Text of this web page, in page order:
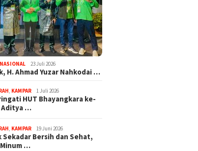
NASIONAL 23 Juli 2026
H. Ahmad Yuzar Nahkodai …
KAMPAR 1 Juli 2026
HUT Bhayangkara ke-
Aditya …
KAMPAR 19 Juni 2026
Sekadar Bersih dan Sehat,
…